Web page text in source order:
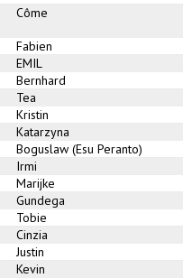
Côme
Fabien
EMIL
Bernhard
Tea
Kristin
Katarzyna
Boguslaw (Esu Peranto)
Irmi
Marijke
Gundega
Tobie
Cinzia
Justin
Kevin